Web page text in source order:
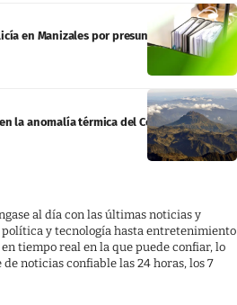
en Manizales por presunto trato
la anomalía térmica del Cerro Bravo
al día con las últimas noticias y
política y tecnología hasta entretenimiento
tiempo real en la que puede confiar, lo
noticias confiable las 24 horas, los 7